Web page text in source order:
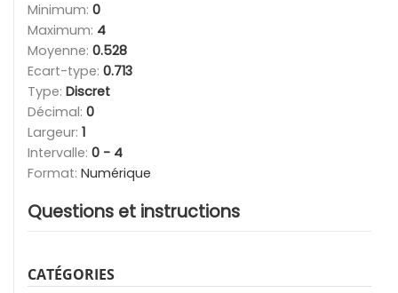
Minimum: 0
Maximum: 4
Moyenne: 0.528
Ecart-type: 0.713
Type: Discret
Décimal: 0
Largeur: 1
Intervalle: 0 - 4
Format: Numérique
Questions et instructions
CATÉGORIES